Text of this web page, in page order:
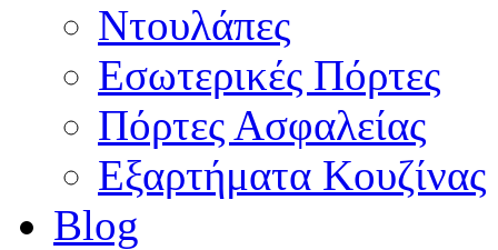
Ντουλάπες
Εσωτερικές Πόρτες
Πόρτες Ασφαλείας
Εξαρτήματα Κουζίνας
Blog